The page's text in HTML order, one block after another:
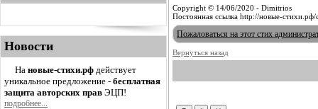
Новости
На новые-стихи.рф действует
уникальное предложение - бесплатная
защита авторских прав ЭЦП!
подробнее...
Copyright © 14/06/2020 - Dimitrios
Постоянная ссылка http://новые-
Пожаловаться на этот стих
Вернуться назад